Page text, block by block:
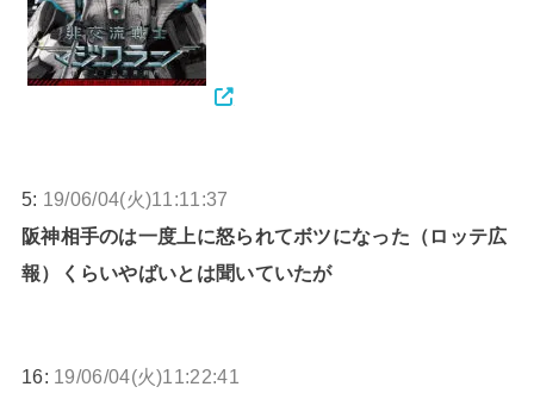
5: 19/06/04(火)11:11:37
阪神相手のは一度上に怒られてボツになった（ロッテ広
報）くらいやばいとは聞いていたが
16: 19/06/04(火)11:22:41